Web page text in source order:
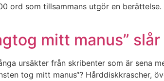
ord som tillsammans utgör en
mitt manus” slår
ursäkter från skribenter som är sena
tog mitt manus“? Hårddiskkrascher,